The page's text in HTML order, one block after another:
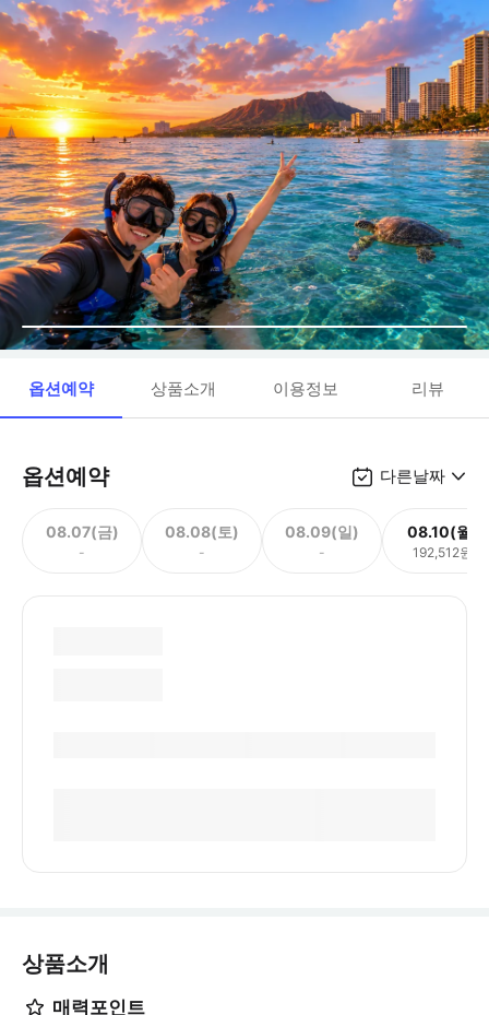
옵션예약 상품소개 이용정보 리뷰
옵션예약 다른날짜
08.07(금)
-
08.08(토)
-
08.09(일)
-
08.10(월)
192,512원
상품소개
매력포인트